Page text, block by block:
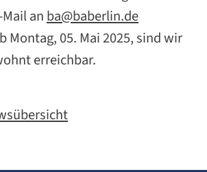
an ba@baberlin.de
Montag, 05. Mai 2025, sind wir
erreichbar.